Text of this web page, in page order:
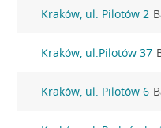
Kraków, ul. Pilotów 2
Kraków, ul.Pilotów 37
Kraków, ul. Pilotów 6